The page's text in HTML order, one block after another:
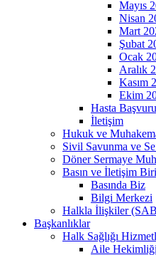
Mayıs
Nisan
Mart
Şubat
Ocak
Aralık
Kasım
Ekim
Hasta
İletişim
Hukuk ve
Sivil Savunma ve
Döner Sermaye
Basın ve İletişim
Basında Biz
Bilgi Merkezi
Halkla İlişkiler
Başkanlıklar
Halk Sağlığı
Aile